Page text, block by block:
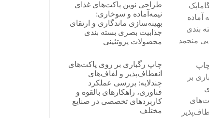
طراحی نوین پاکت‌های غذای
نیمه‌آماده و سوخاری:
بهینه‌سازی ماندگاری و ارتقای
جذابیت بصری بسته بندی
محصولات پروتئینی
چاپ رگباری بر روی پاکت‌های
انعطاف‌پذیر و لفاف‌های
چندلایه: بررسی عملکرد
فناوری، راهکارهای بالقوه و
کاربردهای تخصصی در صنایع
مختلف